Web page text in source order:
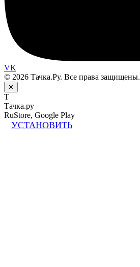
VK
© 2026 Тачка.Ру. Все права защищены.
✕
Т
Тачка.ру
RuStore, Google Play
УСТАНОВИТЬ